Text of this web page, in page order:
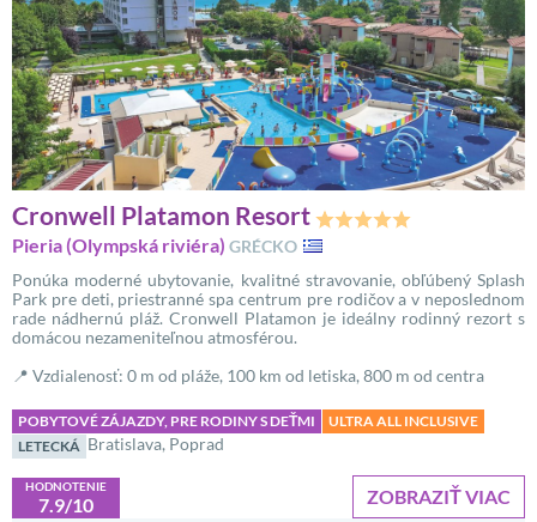
Cronwell Platamon Resort
Pieria (Olympská riviéra) GRÉCKO
Ponúka moderné ubytovanie, kvalitné stravovanie, obľúbený Splash
Park pre deti, priestranné spa centrum pre rodičov a v neposlednom
rade nádhernú pláž. Cronwell Platamon je ideálny rodinný rezort s
domácou nezameniteľnou atmosférou.
📍 Vzdialenosť: 0 m od pláže, 100 km od letiska, 800 m od centra
POBYTOVÉ ZÁJAZDY, PRE RODINY S DEŤMI
ULTRA ALL INCLUSIVE
LETECKÁ Bratislava, Poprad
ZOBRAZIŤ VIAC
HODNOTENIE
7.9/10